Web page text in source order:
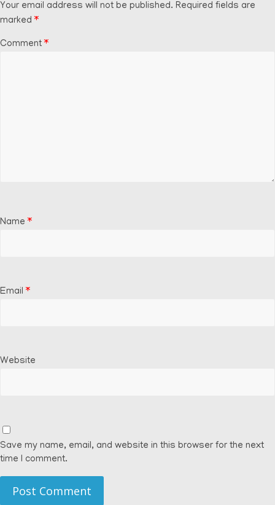
Your email address will not be published. Required fields are
marked *
Comment *
Name *
Email *
Website
Save my name, email, and website in this browser for the next
time I comment.